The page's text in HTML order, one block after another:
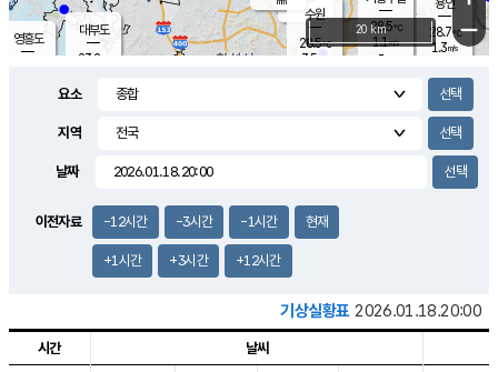
영흥도
용인
28.7℃
1.3m/s
2.9m/s
대부도
23.2
14.0
mm
28.5℃
1.1m/s
-
수원
28.5℃
3.5 m/s
−
20 km
요소
지역
날짜
이전자료 -12시간 -3시간 -1시간 현재
+1시간 +3시간 +12시간
기상실황표 2026.01.18.20:00
시간 날씨